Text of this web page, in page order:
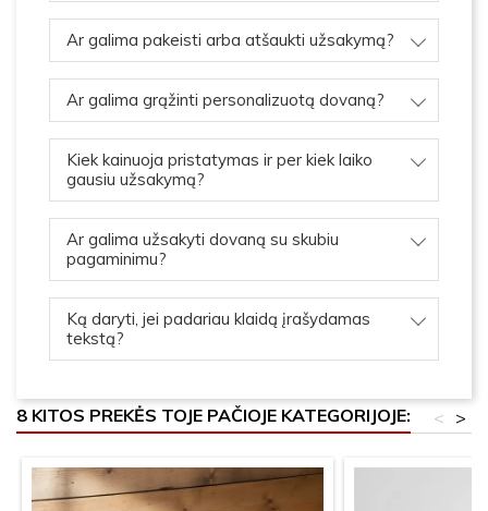
Ar galima pakeisti arba atšaukti užsakymą?
Ar galima grąžinti personalizuotą dovaną?
Kiek kainuoja pristatymas ir per kiek laiko
gausiu užsakymą?
Ar galima užsakyti dovaną su skubiu
pagaminimu?
Ką daryti, jei padariau klaidą įrašydamas
tekstą?
8 KITOS PREKĖS TOJE PAČIOJE KATEGORIJOJE: >
<